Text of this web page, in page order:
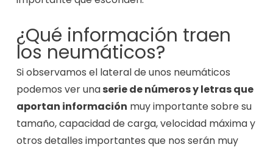
¿Qué información traen
los neumáticos?
Si observamos el lateral de unos neumáticos
podemos ver unaserie de números y letras que
aportan información muy importante sobre su
tamaño, capacidad de carga, velocidad máxima y
otros detalles importantes que nos serán muy